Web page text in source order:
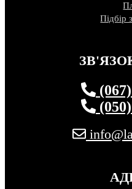
Підбір
(067)
(050)